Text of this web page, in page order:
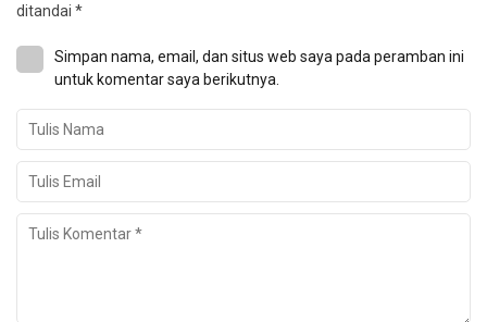
ditandai *
Simpan nama, email, dan situs web saya pada peramban ini
untuk komentar saya berikutnya.